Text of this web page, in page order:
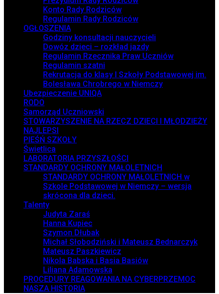
Konto Rady Rodziców
Regulamin Rady Rodziców
OGŁOSZENIA
Godziny konsultacji nauczycieli
Dowóz dzieci – rozkład jazdy
Regulamin Rzecznika Praw Uczniów
Regulamin szatni
Rekrutacja do klasy I Szkoły Podstawowej im.
Bolesława Chrobrego w Niemczy
Ubezpieczenie UNIQA
RODO
Samorząd Uczniowski
STOWARZYSZENIE NA RZECZ DZIECI I MŁODZIEŻY
NAJLEPSI
PIEŚŃ SZKOŁY
Świetlica
LABORATORIA PRZYSZŁOŚCI
STANDARDY OCHRONY MAŁOLETNICH
STANDARDY OCHRONY MAŁOLETNICH w
Szkole Podstawowej w Niemczy – wersja
skrócona dla dzieci.
Talenty
Judyta Zaraś
Hanna Kupiec
Szymon Dłubak
Michał Słobodziński i Mateusz Bednarczyk
Mateusz Paszkiewicz
Nikola Babska i Basia Basiów
Liliana Adamowska
PROCEDURY REAGOWANIA NA CYBERPRZEMOC
NASZA HISTORIA